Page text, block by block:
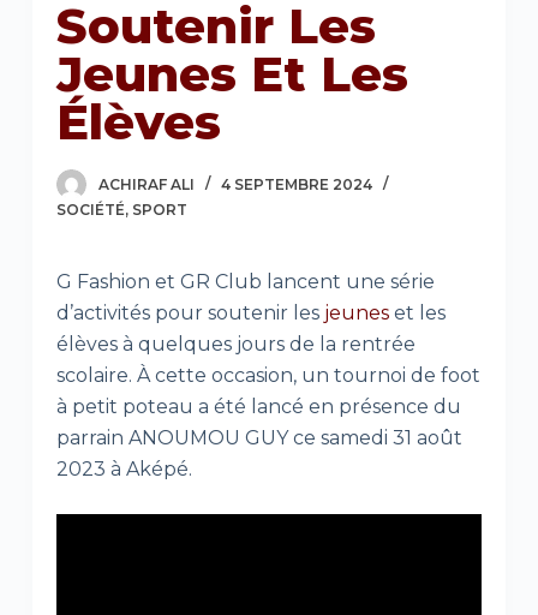
Soutenir Les
Jeunes Et Les
Élèves
ACHIRAF ALI
4 SEPTEMBRE 2024
SOCIÉTÉ, SPORT
G Fashion et GR Club lancent une série
d’activités pour soutenir lesjeunes et les
élèves à quelques jours de la rentrée
scolaire. À cette occasion, un tournoi de foot
à petit poteau a été lancé en présence du
parrain ANOUMOU GUY ce samedi 31 août
2023 à Aképé.